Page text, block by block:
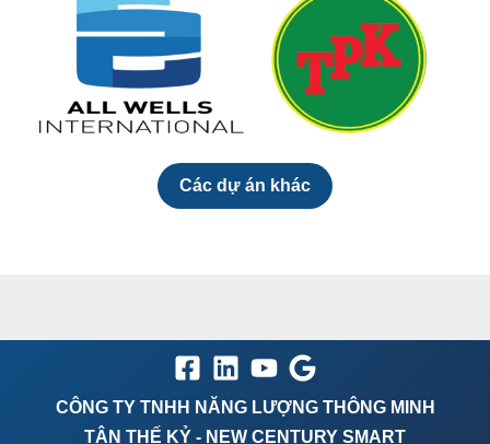
Các dự án khác
CÔNG TY TNHH NĂNG LƯỢNG THÔNG MINH
TÂN THẾ KỶ - NEW CENTURY SMART